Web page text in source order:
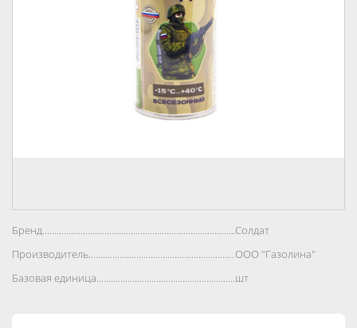
Бренд..................................................................................Солдат
Производитель..................................................................................
ООО "Газолина"
Базовая единица..................................................................................
шт